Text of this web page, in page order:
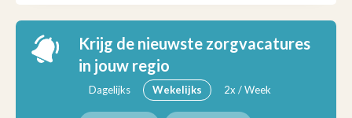
Krijg de nieuwste zorgvacatures
in jouw regio
Dagelijks Wekelijks 2x / Week